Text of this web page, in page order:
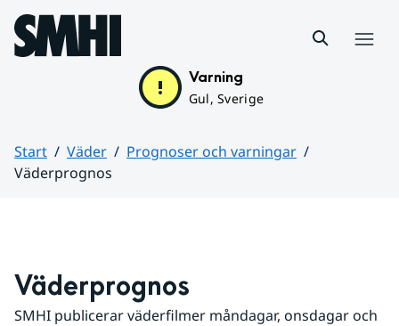
Hoppa till sidans innehåll
Varning
Gul, Sverige
Start Väder
Prognoser och varningar
Väderprognos
Väderprognos
SMHI publicerar väderfilmer måndagar, onsdagar och